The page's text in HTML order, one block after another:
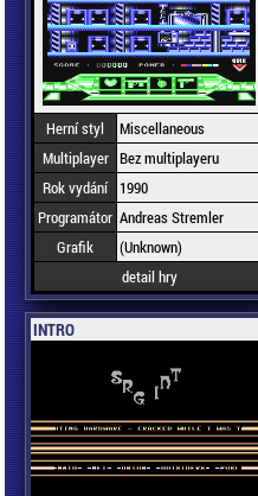
Herní styl
Miscellaneous
Multiplayer Bez multiplayeru
Rok vydání
1990
Programátor Andreas Stremler
Grafik
(Unknown)
detail hry
INTRO